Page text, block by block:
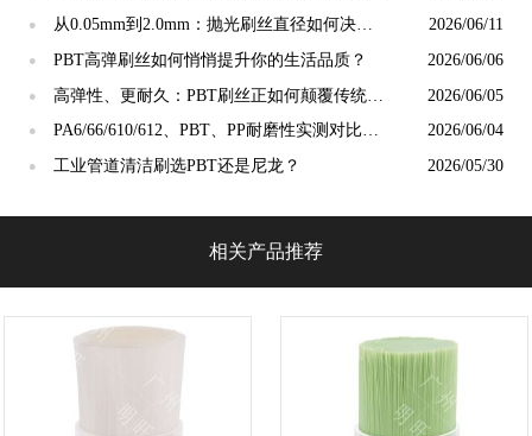
合适？
●
从0.05mm到2.0mm：抛光刷丝直径如何决定
抛光精度？
2026/06/11
● PBT高弹刷丝如何悄悄提升你的生活品质？ 2026/06/06
●
高弹性、更耐久：PBT刷丝正如何颠覆传统清
洁工具市场？
2026/06/05
●
PA6/66/610/612、PBT、PP耐磨性实测对比：
谁才是"耐磨之王"？
2026/06/04
● 工业管道清洁刷选PBT还是尼龙？ 2026/05/30
相关产品推荐